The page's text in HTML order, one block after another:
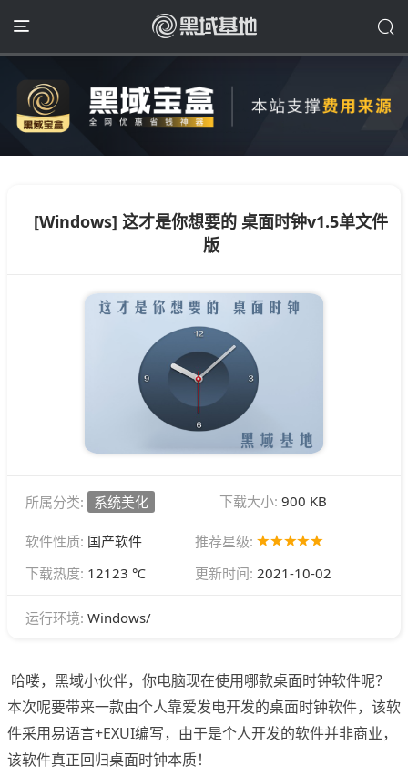
[Windows] 这才是你想要的 桌面时钟v1.5单文件
版
所属分类: 系统美化 下载大小: 900 KB
软件性质: 国产软件
推荐星级:
下载热度: 12123 ℃ 更新时间: 2021-10-02
运行环境: Windows/
哈喽，黑域小伙伴，你电脑现在使用哪款桌面时钟软件呢？
本次呢要带来一款由个人靠爱发电开发的桌面时钟软件，该软
件采用易语言+EXUI编写，由于是个人开发的软件并非商业，
该软件真正回归桌面时钟本质！